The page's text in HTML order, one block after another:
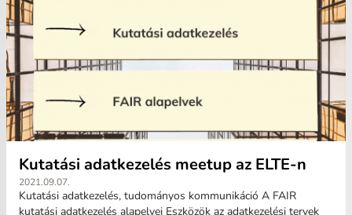
Kutatási adatkezelés meetup az ELTE-n
2021.09.07.
Kutatási adatkezelés, tudományos kommunikáció A FAIR
kutatási adatkezelés alapelvei Eszközök az adatkezelési tervek